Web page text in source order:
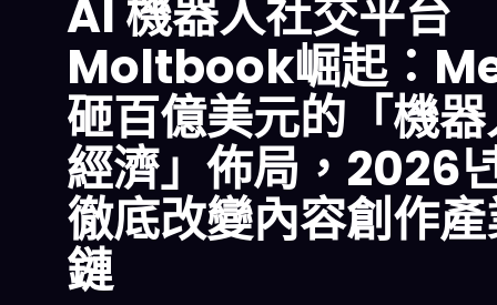
AI 機器人社交平台
Mol­tbook崛起：
砸百億美元的「機
經濟」佈局，2026
徹底改變內容創作
鏈